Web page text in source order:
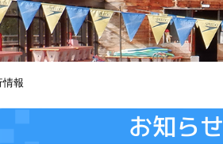
情報
お知らせ